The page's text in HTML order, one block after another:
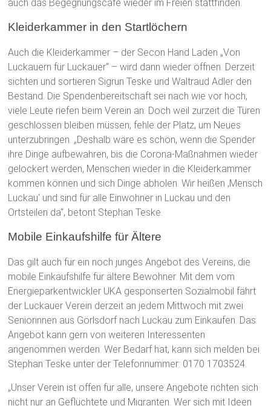
auch das Begegnungscafé wieder im Freien stattfinden.
Kleiderkammer in den Startlöchern
Auch die Kleiderkammer – der Secon Hand Laden „Von
Luckauern für Luckauer“ – wird dann wieder öffnen. Derzeit
sichten und sortieren Sigrun Teske und Waltraud Adler den
Bestand. Die Spendenbereitschaft sei nach wie vor hoch,
viele Leute riefen beim Verein an. Doch weil zurzeit die Türen
geschlossen bleiben müssen, fehle der Platz, um Neues
unterzubringen. „Deshalb wäre es schön, wenn die Spender
ihre Dinge aufbewahren, bis die Corona-Maßnahmen wieder
gelockert werden, Menschen wieder in die Kleiderkammer
kommen können und sich Dinge abholen. Wir heißen ‚Mensch
Luckau‘ und sind für alle Einwohner in Luckau und den
Ortsteilen da“, betont Stephan Teske.
Mobile Einkaufshilfe für Ältere
Das gilt auch für ein noch junges Angebot des Vereins, die
mobile Einkaufshilfe für ältere Bewohner. Mit dem vom
Energiepark­entwickler UKA gesponserten Sozialmobil fährt
der Luckauer Verein derzeit an jedem Mittwoch mit zwei
Seniorinnen aus Görlsdorf nach Luckau zum Einkaufen. Das
Angebot kann gern von weiteren Interessenten
angenommen werden. Wer Bedarf hat, kann sich melden bei
Stephan Teske unter der Telefonnummer: 0170 1703524.
„Unser Verein ist offen für alle, unsere Angebote richten sich
nicht nur an Geflüchtete und Migranten. Wer sich mit Ideen